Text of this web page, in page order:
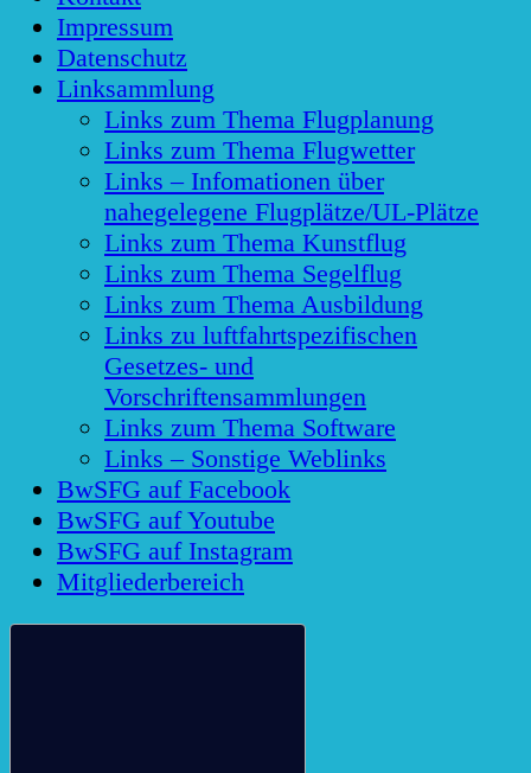
Impressum
Datenschutz
Linksammlung
Links zum Thema Flugplanung
Links zum Thema Flugwetter
Links – Infomationen über
nahegelegene Flugplätze/UL-Plätze
Links zum Thema Kunstflug
Links zum Thema Segelflug
Links zum Thema Ausbildung
Links zu luftfahrtspezifischen
Gesetzes- und
Vorschriftensammlungen
Links zum Thema Software
Links – Sonstige Weblinks
BwSFG auf Facebook
BwSFG auf Youtube
BwSFG auf Instagram
Mitgliederbereich